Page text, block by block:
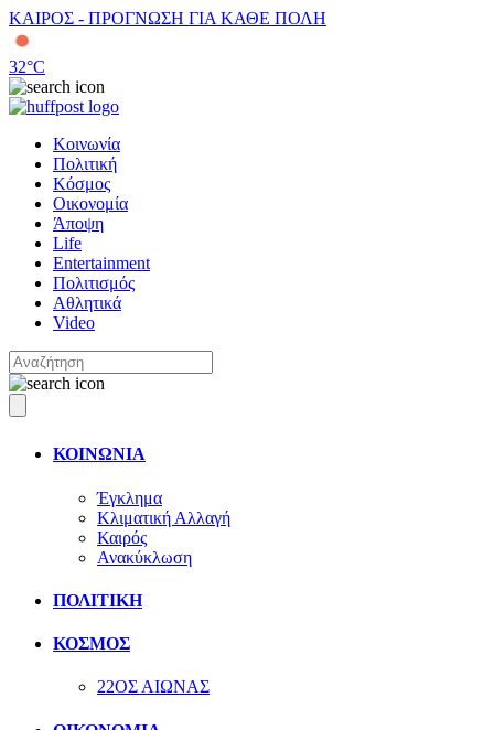
ΚΑΙΡΟΣ - ΠΡΟΓΝΩΣΗ ΓΙΑ ΚΑΘΕ ΠΟΛΗ
32°C
Κοινωνία
Πολιτική
Κόσμος
Οικονομία
Άποψη
Life
Entertainment
Πολιτισμός
Αθλητικά
Video
ΚΟΙΝΩΝΙΑ
Έγκλημα
Κλιματική Αλλαγή
Καιρός
Ανακύκλωση
ΠΟΛΙΤΙΚΗ
ΚΟΣΜΟΣ
22ΟΣ ΑΙΩΝΑΣ